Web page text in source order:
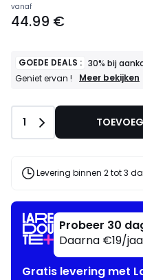
Prijs
vanaf
vanaf
44.99 €
GOEDE DEALS : 30% bij
Geniet ervan !
GOEDE
artikelen
!
Meer bekijken
Aantal
1
Levering binnen 2 tot 3
Probeer 30
Daarna €19/
Gratis levering met